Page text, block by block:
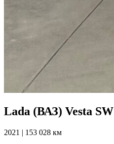
Lada (ВАЗ) Vesta SW
2021 | 153 028 км